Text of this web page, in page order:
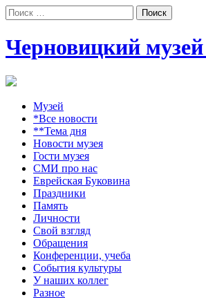
Поиск:
Черновицкий
Музей
*Все новости
**Тема дня
Новости музея
Гости музея
СМИ про нас
Еврейская Буковина
Праздники
Память
Личности
Свой взгляд
Обращения
Конференции, учеба
События культуры
У наших коллег
Разное